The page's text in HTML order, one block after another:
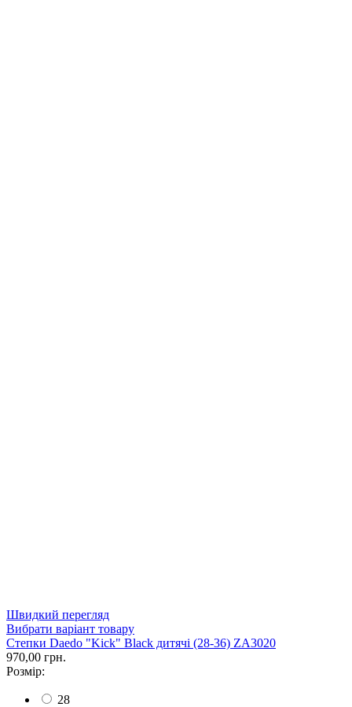
Швидкий перегляд
Вибрати варіант товару
Степки Daedo "Kick" Black дитячі (28-36) ZA3020
970,00 грн.
Розмір:
28